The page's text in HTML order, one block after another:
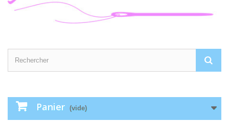
Panier (vide)